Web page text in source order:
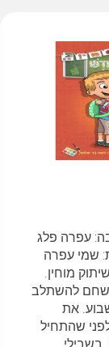
עפרה פלג
שמי עפרה
מוחין.
שחם להשתלב
את
שהתחיל